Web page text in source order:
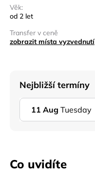
Věk:
od 2 let
Transfer v ceně
zobrazit místa vyzvednutí
Nejbližší termíny
11 Aug Tuesday
Co uvidíte